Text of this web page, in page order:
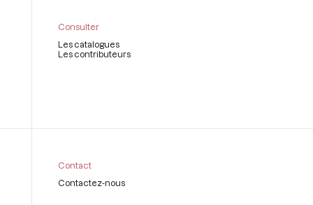
Consulter
Les catalogues
Les contributeurs
Contact
Contactez-nous